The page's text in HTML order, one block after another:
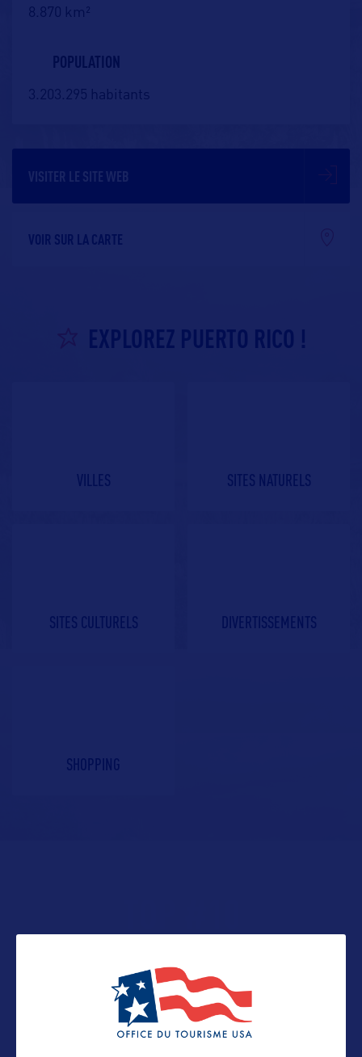
8.870 km²
POPULATION
3.203.295 habitants
VISITER LE SITE WEB
VOIR SUR LA CARTE
EXPLOREZ PUERTO RICO !
VILLES SITES NATURELS
SITES CULTURELS DIVERTISSEMENTS
SHOPPING
DES CHOSES À FAIRE ET À
REFAIRE